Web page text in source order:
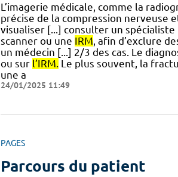
L’imagerie médicale, comme la
précise de la compression nerveuse
visualiser [...] consulter un
scanner ou une IRM, afin d’exclure
un médecin [...] 2/3 des cas. Le
ou sur l’IRM. Le plus souvent, la
une a
24/01/2025 11:49
PAGES
Parcours du patient